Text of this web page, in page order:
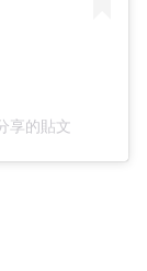
享的貼文